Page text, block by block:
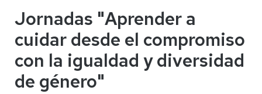
Jornadas "Aprender a
cuidar desde el compromiso
con la igualdad y diversidad
de género"